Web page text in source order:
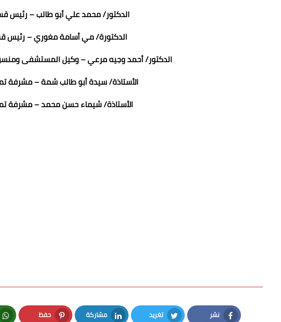
الدكتور/ محمد علي أبو طالب – رئيس
الدكتورة/ مي أسامة مغوري – رئيس
الدكتور/ أحمد وجيه مرعي – وكيل المستشفى ومنسق
الأستاذة/ سيدة أبو طالب شمة – مشرفة
الأستاذة/ شيماء حسن محمد – مشرفة
نشر تغريد مشاركة حفظ